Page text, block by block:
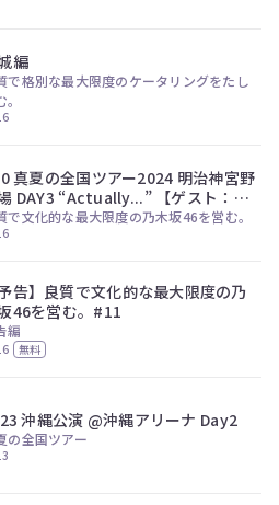
編
で格別な最大限度のケータリングをたし
真夏の全国ツアー2024 明治神宮野
DAY3 “Actually...” 【ゲスト：伊
和】
で文化的な最大限度の乃木坂46を営む。
予告】良質で文化的な最大限度の乃
46を営む。#11
編
無料
沖縄公演 @沖縄アリーナ Day2
の全国ツアー